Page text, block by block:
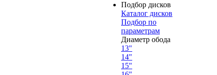
Подбор дисков
Каталог дисков
Подбор по
параметрам
Диаметр обода
13"
14"
15"